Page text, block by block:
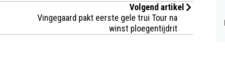
Volgend artikel
Vingegaard pakt eerste gele trui Tour na
winst ploegentijdrit